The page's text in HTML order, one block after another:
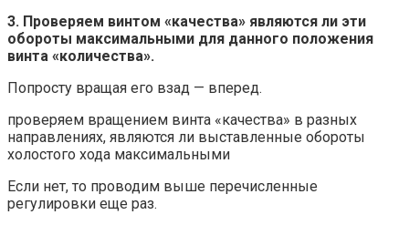
3. Проверяем винтом «качества» являются ли эти
обороты максимальными для данного положения
винта «количества».
Попросту вращая его взад — вперед.
проверяем вращением винта «качества» в разных
направлениях, являются ли выставленные обороты
холостого хода максимальными
Если нет, то проводим выше перечисленные
регулировки еще раз.